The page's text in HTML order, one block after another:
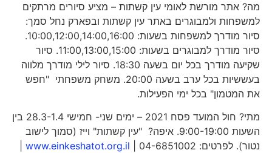
מה? אתר מורשת לאומי עין קשתות – מציע סיורים מרתקים
למשפחות ולמבוגרים באתר עין קשתות ובפארק נחל סמך:
סיור מודרך למשפחות בשעות: 10:00,12:00,14:00,16:00.
סיור מודרך למבוגרים בשעות: 11:00,13:00,15:00. סיור
שקיעה מודרך בכל יום בשעה 18:30. סיור לילי מודרך מלווה
בעששיות בכל ערב בשעה 20:00. משחק משפחתי "חפש
את המטמון" בכל ימי הפעילות.
מתי? חול המועד פסח 2021 – ימים שני- חמישי 28.3-1.4 בין
השעות 9:00-19:00. איפה? "עין קשתות" וייז (סמוך לישוב
נטור). לפרטים: 04-6851002 |
www.einkeshatot.org.il
|